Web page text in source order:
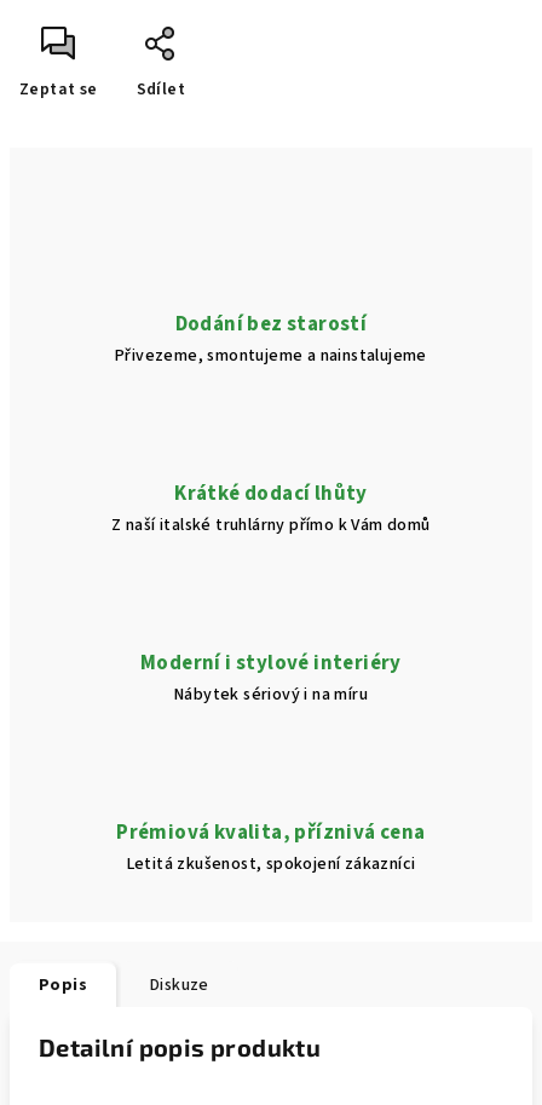
Zeptat se Sdílet
Dodání bez starostí
Přivezeme, smontujeme a nainstalujeme
Krátké dodací lhůty
Z naší italské truhlárny přímo k Vám domů
Moderní i stylové interiéry
Nábytek sériový i na míru
Prémiová kvalita, příznivá cena
Letitá zkušenost, spokojení zákazníci
Popis Diskuze
Detailní popis produktu